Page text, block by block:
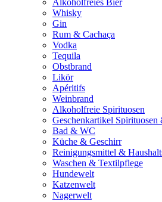
Alkoholfreies Bier
Whisky
Gin
Rum & Cachaça
Vodka
Tequila
Obstbrand
Likör
Apéritifs
Weinbrand
Alkoholfreie Spirituosen
Geschenkartikel Spirituosen
Bad & WC
Küche & Geschirr
Reinigungsmittel &
Waschen & Textilpflege
Hundewelt
Katzenwelt
Nagerwelt